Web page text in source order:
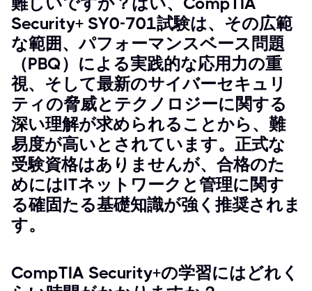
Security+ SY0-701試験は、その広範
な範囲、パフォーマンスベース問題
（PBQ）による実践的な応用力の重
視、そして最新のサイバーセキュリ
ティの脅威とテクノロジーに関する
深い理解が求められることから、難
易度が高いとされています。正式な
受験資格はありませんが、合格のた
めにはITネットワークと管理に関す
る確固たる基礎知識が強く推奨されま
す。
CompTIA Security+の学習にはどれく